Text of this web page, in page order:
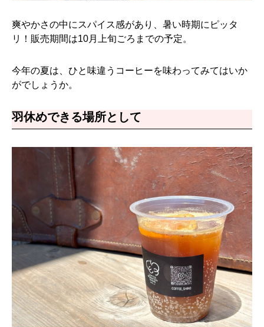
爽やかさの中にスパイス感があり、暑い時期にピッタ
リ！販売期間は10月上旬ごろまでの予定。
今年の夏は、ひと味違うコーヒーを味わってみてはいか
がでしょうか。
羽休めできる場所として